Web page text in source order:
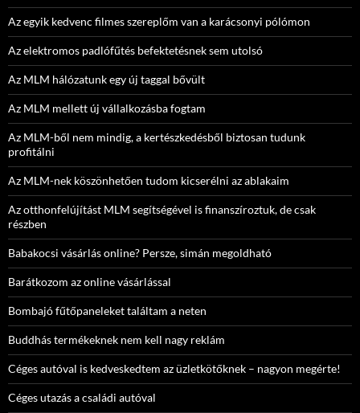
Az egyik kedvenc filmes szereplőm van a karácsonyi pólómon
Az elektromos padlófűtés befektetésnek sem utolsó
Az MLM hálózatunk egy új taggal bővült
Az MLM mellett új vállalkozásba fogtam
Az MLM-ből nem mindig, a kertészkedésből biztosan tudunk
profitálni
Az MLM-nek köszönhetően tudom kicserélni az ablakaim
Az otthonfelújítást MLM segítségével is finanszíroztuk, de csak
részben
Babakocsi vásárlás online? Persze, simán megoldható
Barátkozom az online vásárlással
Bombajó fűtőpaneleket találtam a neten
Buddhás termékeknek nem kell nagy reklám
Céges autóval is kedveskedtem az üzletkötőknek – nagyon megérte!
Céges utazás a családi autóval